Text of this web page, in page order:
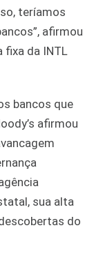
teríamos
afirmou
fixa da INTL
bancos que
afirmou
sua alta
do